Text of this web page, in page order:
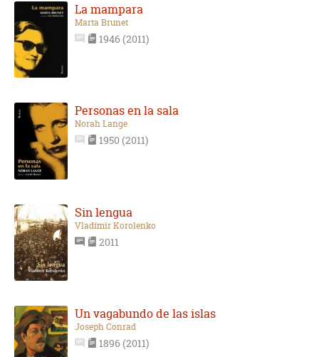
La mampara
Marta Brunet
1946 (2011)
Personas en la sala
Norah Lange
1950 (2011)
Sin lengua
Vladímir Korolenko
2011
Un vagabundo de las islas
Joseph Conrad
1896 (2011)